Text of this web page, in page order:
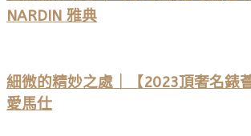
NARDIN 雅典
細微的精妙之處｜【2023頂奢名錶
愛馬仕